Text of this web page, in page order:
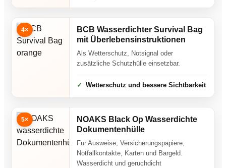
4×
BCB Wasserdichter Survival Bag
mit Überlebensinstruktionen
Als Wetterschutz, Notsignal oder
zusätzliche Schutzhülle einsetzbar.
Wetterschutz und bessere Sichtbarkeit
5×
NOAKS Black Op Wasserdichte
Dokumentenhülle
Für Ausweise, Versicherungspapiere,
Notfallkontakte, Karten und Bargeld.
Wasserdicht und geruchdicht